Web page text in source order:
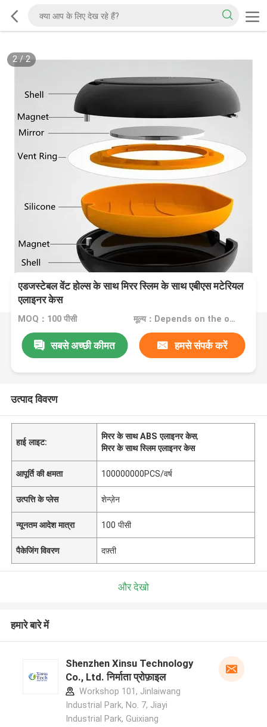
2/ 2
एडजस्टेबल वेंट होल्स के साथ मिरर स्लिम के साथ एबीएस मटेरियल
एलाइनर केस
MOQ：100 पीसी मूल्य：Depends on the order quantity
सबसे अच्छी कीमत हमसे संपर्क करें
उत्पाद विवरण
हाई लाइट:
मिरर के साथ ABS एलाइनर केस,
मिरर के साथ स्लिम एलाइनर केस
आपूर्ति की क्षमता 100000000PCS/वर्ष
उत्पत्ति के प्लेस शेन्ज़ेन
न्यूनतम आदेश मात्रा 100 पीसी
पैकेजिंग विवरण दफ़्ती
और देखो
हमारे बारे में
Shenzhen Xinsu Technology
Co., Ltd. निर्माता प्रोफ़ाइल
Workshop 101, Jinlaiwang
Industrial Park, No. 7, Jiayi
Industrial Park, Guixiang